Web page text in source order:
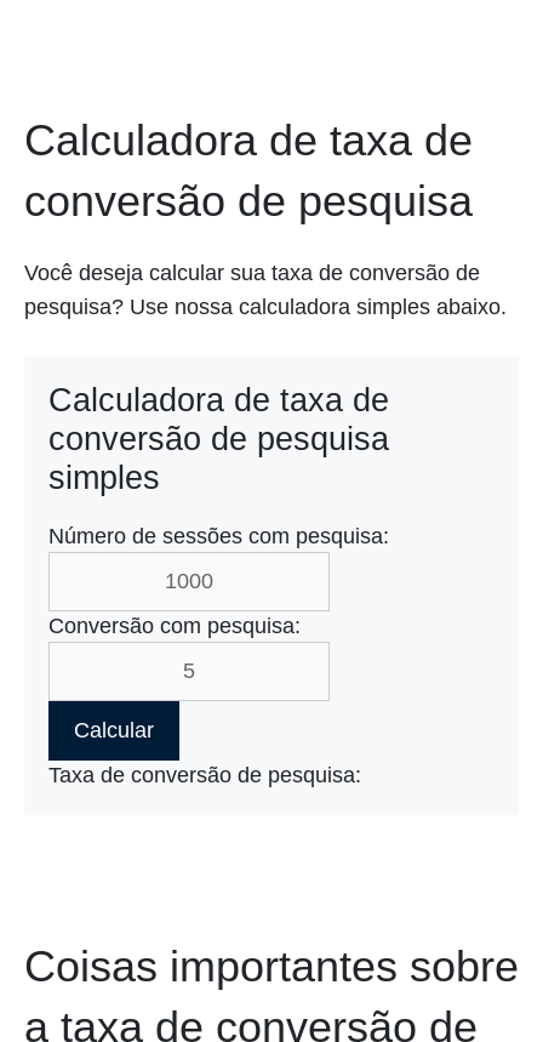
Calculadora de taxa de
conversão de pesquisa
Você deseja calcular sua taxa de conversão de
pesquisa? Use nossa calculadora simples abaixo.
Calculadora de taxa de
conversão de pesquisa
simples
Número de sessões com pesquisa:
Conversão com pesquisa:
Calcular
Taxa de conversão de pesquisa:
Coisas importantes sobre
a taxa de conversão de